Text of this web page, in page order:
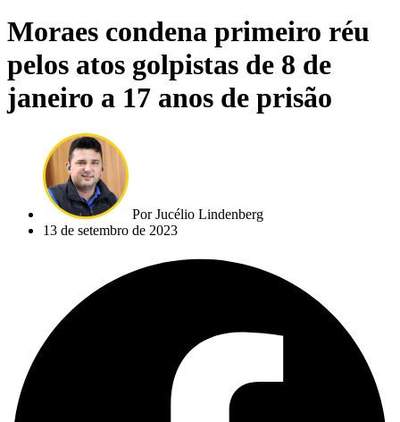
Moraes condena primeiro réu
pelos atos golpistas de 8 de
janeiro a 17 anos de prisão
PorJucélio Lindenberg
13 de setembro de 2023